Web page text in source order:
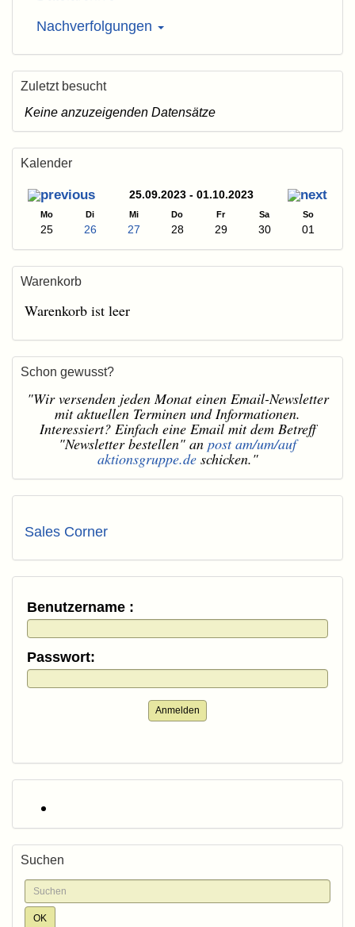
Nachverfolgungen
Zuletzt besucht
Keine anzuzeigenden Datensätze
Kalender
25.09.2023 - 01.10.2023
Mo Di Mi Do Fr Sa So
25 26 27 28 29 30 01
Warenkorb
Warenkorb ist leer
Schon gewusst?
"Wir versenden jeden Monat einen Email-Newsletter
mit aktuellen Terminen und Informationen.
Interessiert? Einfach eine Email mit dem Betreff
"Newsletter bestellen" an post am/um/auf
aktionsgruppe.deschicken."
Sales Corner
Benutzername :
Passwort:
Anmelden
Suchen